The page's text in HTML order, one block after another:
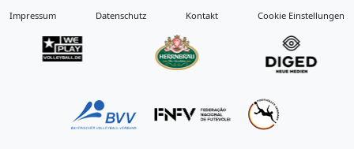
Impressum Datenschutz Kontakt Cookie Einstellungen